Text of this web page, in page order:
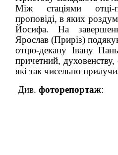
Між стаціями отці-
проповіді, в яких
Йосифа. На
Ярослав (Приріз)
отцю-декану Івану
причетний,
які так чисельно
Див. фоторепортаж: